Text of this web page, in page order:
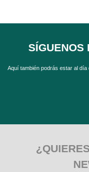
SÍGUENOS
Aquí también podrás estar al